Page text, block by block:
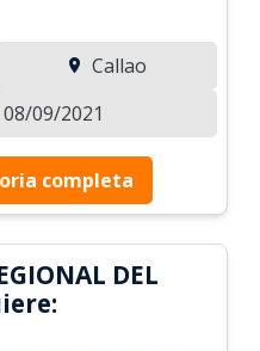
Callao
09/2021
completa
DEL